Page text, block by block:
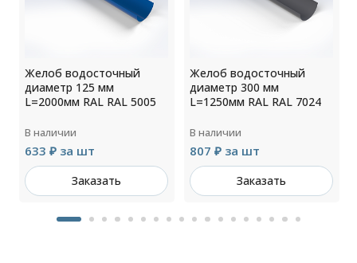
Желоб водосточный
диаметр 125 мм
L=2000мм RAL RAL 5005
В наличии
633 ₽ за шт
Заказать
Желоб водосточный
диаметр 300 мм
L=1250мм RAL RAL 7024
В наличии
807 ₽ за шт
Заказать